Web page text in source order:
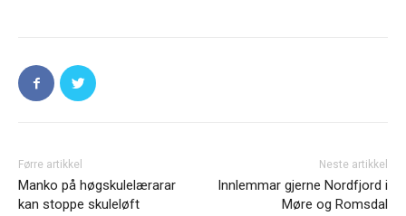
Førre artikkel
Manko på høgskulelærarar
kan stoppe skuleløft
Neste artikkel
Innlemmar gjerne Nordfjord i
Møre og Romsdal